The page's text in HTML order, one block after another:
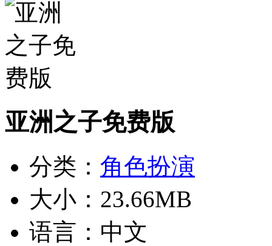
亚洲之子免费版
分类： 角色扮演
大小： 23.66MB
语言： 中文